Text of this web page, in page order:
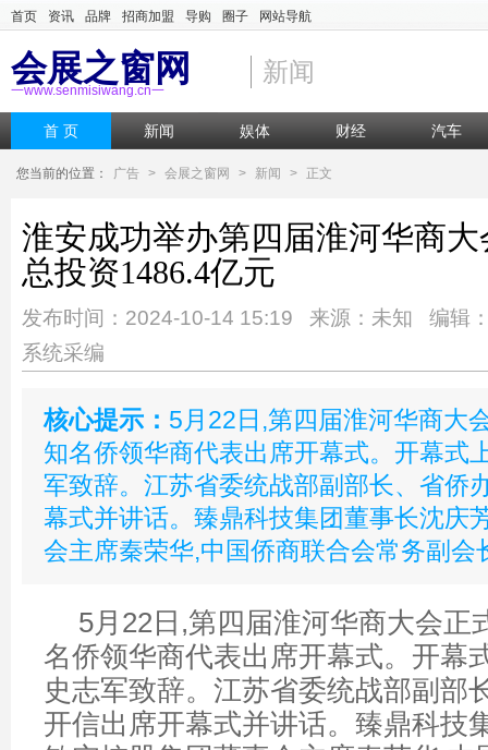
首页 资讯 品牌 招商加盟 导购 圈子 网站导航
会展之窗网
一www.senmisiwang.cn一
新闻
首 页 新闻 娱体 财经 汽车
您当前的位置： 广告 > 会展之窗网 > 新闻 > 正文
淮安成功举办第四届淮河华商大
总投资1486.4亿元
发布时间：2024-10-14 15:19 来源：未知 编辑
系统采编
核心提示： 5月22日,第四届淮河华商大
知名侨领华商代表出席开幕式。开幕式
军致辞。江苏省委统战部副部长、省侨
幕式并讲话。臻鼎科技集团董事长沈庆
会主席秦荣华,中国侨商联合会常务副会
5月22日,第四届淮河华商大会正
名侨领华商代表出席开幕式。开幕
史志军致辞。江苏省委统战部副部
开信出席开幕式并讲话。臻鼎科技